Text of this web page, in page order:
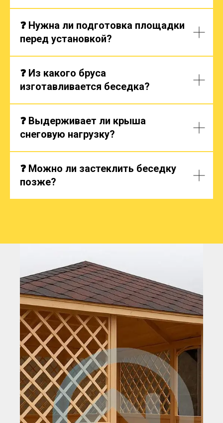
❓ Нужна ли подготовка площадки
перед установкой?
❓ Из какого бруса
изготавливается беседка?
❓ Выдерживает ли крыша
снеговую нагрузку?
❓ Можно ли застеклить беседку
позже?